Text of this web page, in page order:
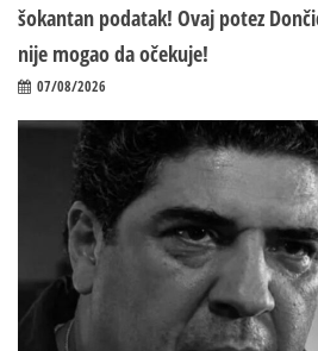
šokantan podatak! Ovaj potez
nije mogao da očekuje!
07/08/2026